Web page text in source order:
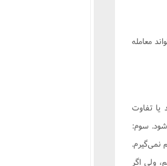
معامله
يا تفاوت
شود. سوم:
نمى‌گيرم.
ولى اگر